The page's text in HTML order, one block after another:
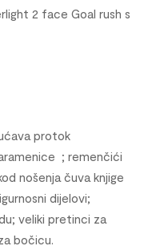
2 face Goal rush s
protok
; remenčići
nošenja čuva knjige
dijelovi;
veliki pretinci za
bočicu.